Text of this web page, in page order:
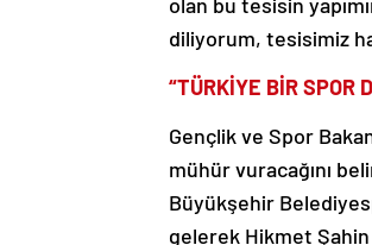
diliyorum, tesisimiz
“TÜRKİYE BİR SPOR
Gençlik ve Spor
mühür vuracağını
Büyükşehir
gelerek Hikmet